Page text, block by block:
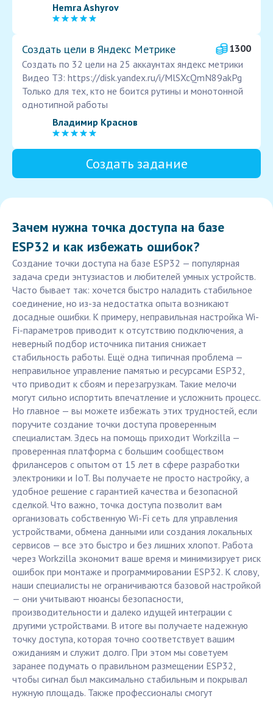
Hemra Ashyrov
Создать цели в Яндекс Метрике
1300
Создать по 32 цели на 25 аккаунтах яндекс метрики
Видео ТЗ: https://disk.yandex.ru/i/MlSXcQmN89akPg
Только для тех, кто не боится рутины и монотонной
однотипной работы
Владимир Краснов
Создать задание
Зачем нужна точка доступа на базе
ESP32 и как избежать ошибок?
Создание точки доступа на базе ESP32 — популярная
задача среди энтузиастов и любителей умных устройств.
Часто бывает так: хочется быстро наладить стабильное
соединение, но из-за недостатка опыта возникают
досадные ошибки. К примеру, неправильная настройка Wi-
Fi-параметров приводит к отсутствию подключения, а
неверный подбор источника питания снижает
стабильность работы. Ещё одна типичная проблема —
неправильное управление памятью и ресурсами ESP32,
что приводит к сбоям и перезагрузкам. Такие мелочи
могут сильно испортить впечатление и усложнить процесс.
Но главное — вы можете избежать этих трудностей, если
поручите создание точки доступа проверенным
специалистам. Здесь на помощь приходит Workzilla —
проверенная платформа с большим сообществом
фрилансеров с опытом от 15 лет в сфере разработки
электроники и IoT. Вы получаете не просто настройку, а
удобное решение с гарантией качества и безопасной
сделкой. Что важно, точка доступа позволит вам
организовать собственную Wi-Fi сеть для управления
устройствами, обмена данными или создания локальных
сервисов — все это быстро и без лишних хлопот. Работа
через Workzilla экономит ваше время и минимизирует риск
ошибок при монтаже и программировании ESP32. К слову,
наши специалисты не ограничиваются базовой настройкой
— они учитывают нюансы безопасности,
производительности и далеко идущей интеграции с
другими устройствами. В итоге вы получаете надежную
точку доступа, которая точно соответствует вашим
ожиданиям и служит долго. При этом мы советуем
заранее подумать о правильном размещении ESP32,
чтобы сигнал был максимально стабильным и покрывал
нужную площадь. Также профессионалы смогут